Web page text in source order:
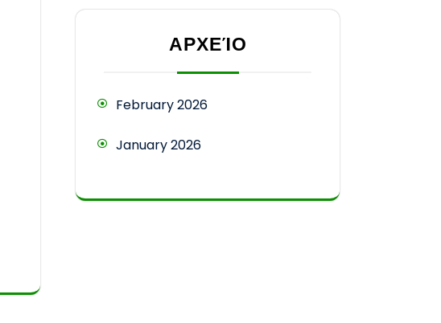
ΑΡΧΕΊΟ
February 2026
January 2026